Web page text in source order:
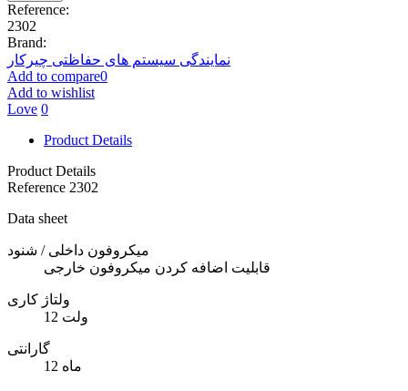
Reference:
2302
Brand:
نمایندگی سیستم های حفاظتی چیرکار
Add to compare0
Add to wishlist
Love 0
Product Details
Product Details
Reference 2302
Data sheet
میکروفون داخلی / شنود
قابلیت اضافه کردن میکروفون خارجی
ولتاژ کاری
12 ولت
گارانتی
12 ماه